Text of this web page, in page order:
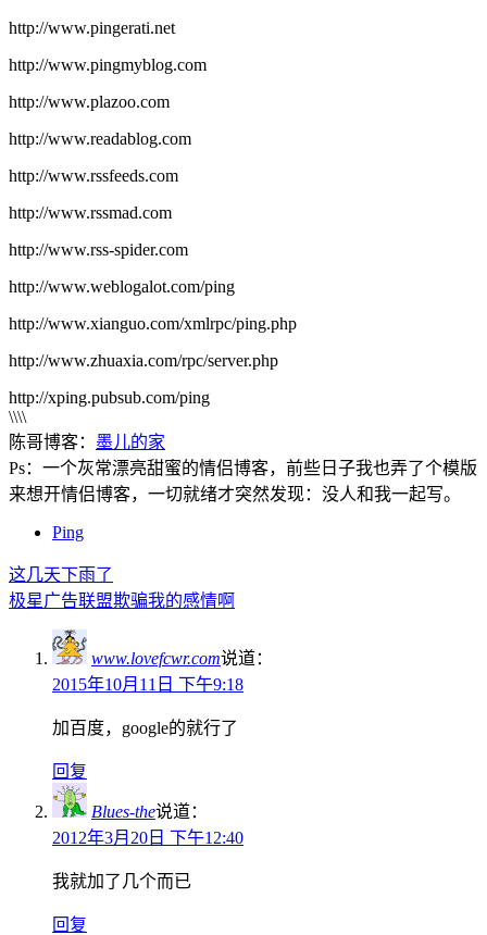
http://www.pingerati.net
http://www.pingmyblog.com
http://www.plazoo.com
http://www.readablog.com
http://www.rssfeeds.com
http://www.rssmad.com
http://www.rss-spider.com
http://www.weblogalot.com/ping
http://www.xianguo.com/xmlrpc/ping.php
http://www.zhuaxia.com/rpc/server.php
http://xping.pubsub.com/ping
\\\\
陈哥博客： 墨儿的家
Ps：一个灰常漂亮甜蜜的情侣博客，前些日子我也弄了个模版
来想开情侣博客，一切就绪才突然发现：没人和我一起写。
Ping
这几天下雨了
极星广告联盟欺骗我的感情啊
www.lovefcwr.com说道：
2015年10月11日 下午9:18
加百度，google的就行了
回复
Blues-the说道：
2012年3月20日 下午12:40
我就加了几个而已
回复